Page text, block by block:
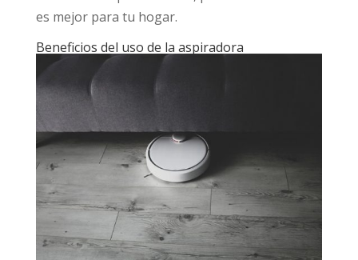
es mejor para tu hogar.
Beneficios del uso de la aspiradora